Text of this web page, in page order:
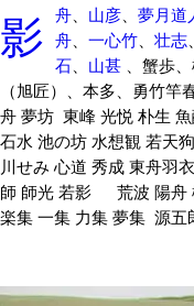
影 舟 山彦 夢月道
舟
一心竹 壮志
石
山甚 、蟹歩
（旭匠）、本多、勇竹
舟 夢坊 東峰 光悦 朴生
石水 池の坊 水想観 若天
川せみ 心道 秀成 東舟羽
師 師光 若影 荒波 陽舟
楽集 一集 力集 夢集 源五